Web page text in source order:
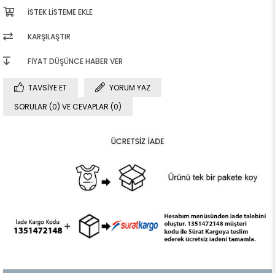
İSTEK LISTEME EKLE
KARŞILAŞTIR
FIYAT DÜŞÜNCE HABER VER
TAVSIYE ET
YORUM YAZ
SORULAR (0) VE CEVAPLAR (0)